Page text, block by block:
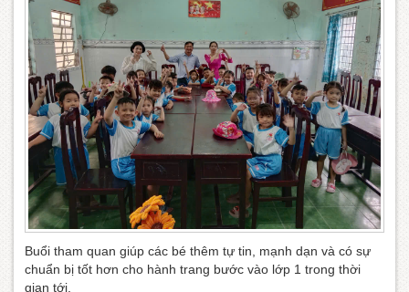
Buổi tham quan giúp các bé thêm tự tin, mạnh dạn và có sự
chuẩn bị tốt hơn cho hành trang bước vào lớp 1 trong thời
gian tới.